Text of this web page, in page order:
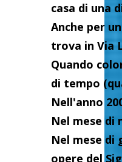
casa di una
Anche per
trova in Via
Quando
di tempo
Nell'anno
Nel mese di
Nel mese di
opere del